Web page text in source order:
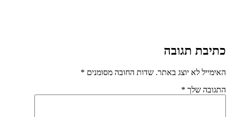
כתיבת תגובה
האימייל לא יוצג באתר. שדות החובה מסומנים *
התגובה שלך *